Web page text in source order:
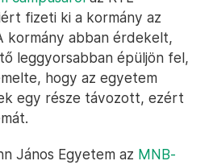
fizeti ki a kormány az
kormány abban érdekelt,
leggyorsabban épüljön fel,
hogy az egyetem
egy része távozott, ezért
János Egyetem az MNB-